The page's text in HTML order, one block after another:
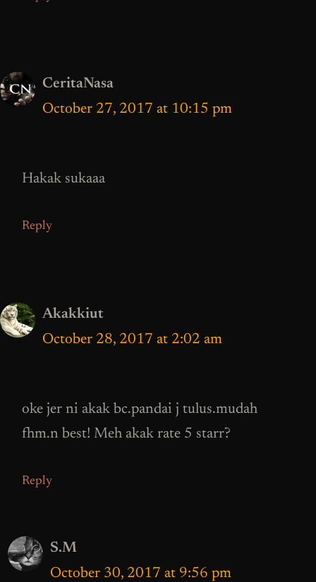
CeritaNasa
October 27, 2017 at 10:15 pm
Hakak sukaaa
Reply
Akakkiut
October 28, 2017 at 2:02 am
oke jer ni akak bc.pandai j tulus.mudah
fhm.n best! Meh akak rate 5 starr?
Reply
S.M
October 30, 2017 at 9:56 pm